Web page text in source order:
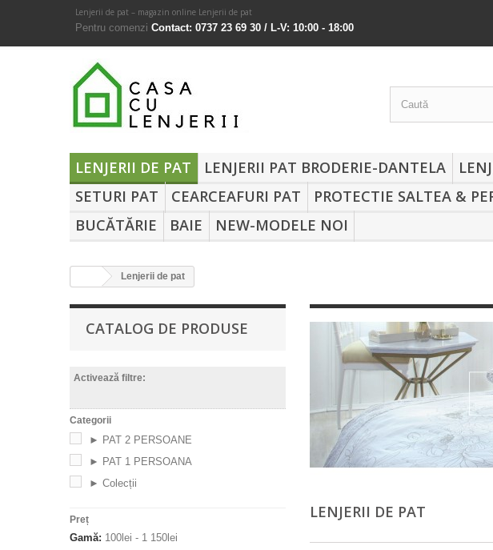
Lenjerii de pat – magazin online Lenjerii de pat
Pentru comenzi Contact: 0737 23 69 30 / L-V: 10:00 - 18:00
LENJERII DE PAT LENJERII PAT BRODERIE-DANTELA
SETURI PAT
CEARCEAFURI PAT PROTECTIE SALTEA &
BUCĂTĂRIE
BAIE NEW-MODELE NOI
Lenjerii de pat
CATALOG DE PRODUSE
Activează filtre:
Categorii
► PAT 2 PERSOANE
► PAT 1 PERSOANA
► Colecții
Preț
Gamă: 100lei - 1 150lei
LENJERII DE PAT